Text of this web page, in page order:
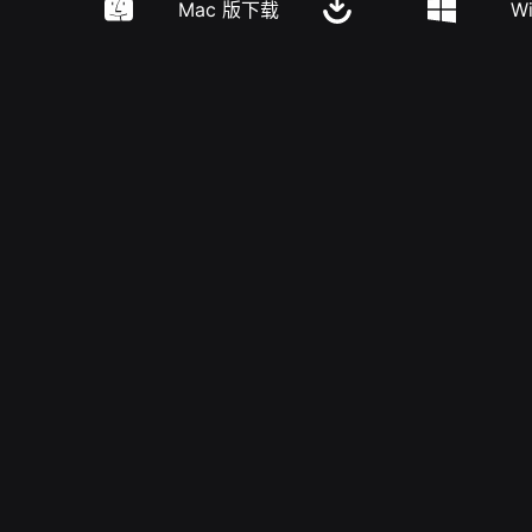
Mac 版下载